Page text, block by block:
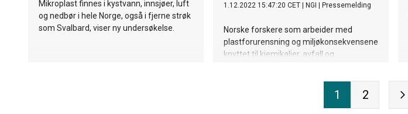
Mikroplast finnes i kystvann, innsjøer, luft
og nedbør i hele Norge, også i fjerne strøk
som Svalbard, viser ny undersøkelse.
1.12.2022 15:47:20 CET NGI Pressemelding
Norske forskere som arbeider med
plastforurensning og miljøkonsekvensene
knyttet til kjemikalier, avfall og
største miljøkrisene i nyere tid". I et
1 2